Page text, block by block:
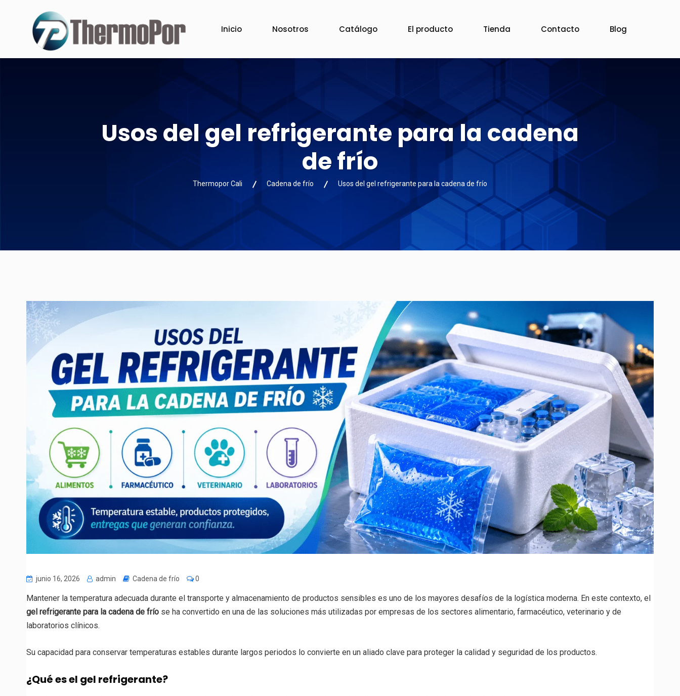
Inicio Nosotros Catálogo El producto Tienda Contacto Blog
Usos del gel refrigerante para la cadena
de frío
Thermopor Cali Cadena de frío Usos del gel refrigerante para la cadena de frío
junio 16, 2026 admin Cadena de frío 0
Mantener la temperatura adecuada durante el transporte y almacenamiento de productos sensibles es uno de los mayores desafíos de la logística moderna. En este contexto, el
gel refrigerante para la cadena de frío se ha convertido en una de las soluciones más utilizadas por empresas de los sectores alimentario, farmacéutico, veterinario y de
laboratorios clínicos.
Su capacidad para conservar temperaturas estables durante largos periodos lo convierte en un aliado clave para proteger la calidad y seguridad de los productos.
¿Qué es el gel refrigerante?